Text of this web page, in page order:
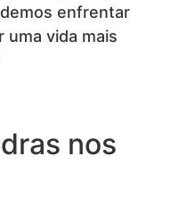
enfrentar
uma vida mais
nos